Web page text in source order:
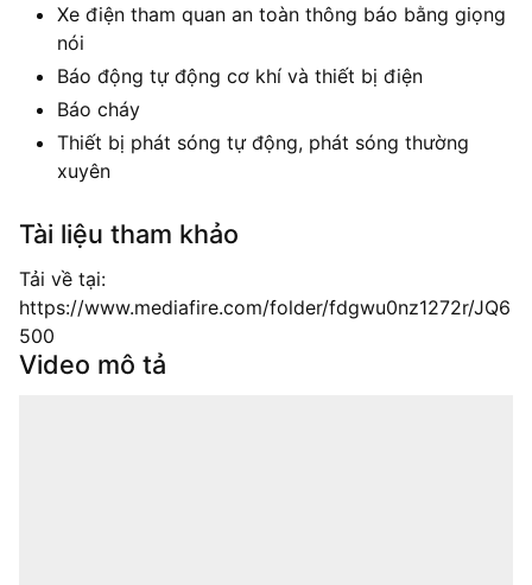
Xe điện tham quan an toàn thông báo bằng giọng
nói
Báo động tự động cơ khí và thiết bị điện
Báo cháy
Thiết bị phát sóng tự động, phát sóng thường
xuyên
Tài liệu tham khảo
Tải về tại:
https://www.mediafire.com/folder/fdgwu0nz1272r/JQ6
500
Video mô tả